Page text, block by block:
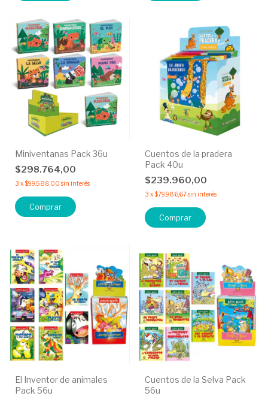
Miniventanas Pack 36u
$298.764,00
3 x$99.588,00 sin interés
Cuentos de la pradera
Pack 40u
$239.960,00
3 x$79.986,67sin interés
El Inventor de animales
Pack 56u
Cuentos de la Selva Pack
56u